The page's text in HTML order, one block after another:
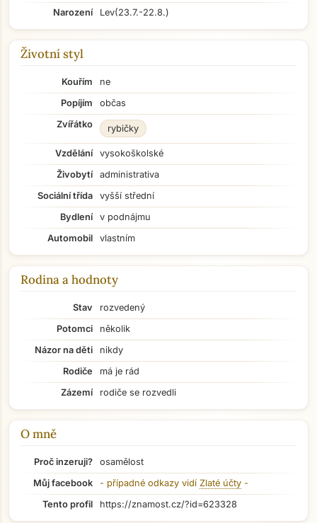
Přejít na hlavní obsah
Narození
Lev(23.7.-22.8.)
Životní styl
Kouřím
ne
Popíjím
občas
Zvířátko
rybičky
Vzdělání
vysokoškolské
Živobytí
administrativa
Sociální třída
vyšší střední
Bydlení
v podnájmu
Automobil
vlastním
Rodina a hodnoty
Stav
rozvedený
Potomci
několik
Názor na děti
nikdy
Rodiče
má je rád
Zázemí
rodiče se rozvedli
O mně
Proč inzeruji?
osamělost
Můj facebook
- případné odkazy vidí Zlaté účty -
Tento profil
https://znamost.cz/?id=623328